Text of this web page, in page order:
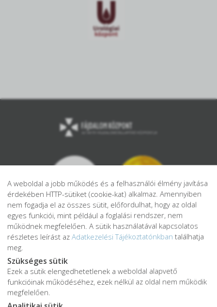
Adatkezelési tájékoztató
Adatvédelmi tájékoztató
A weboldal a jobb működés és a felhasználói élmény javítása
érdekében HTTP-sütiket (cookie-kat) alkalmaz. Amennyiben
nem fogadja el az összes sütit, előfordulhat, hogy az oldal
egyes funkciói, mint például a foglalási rendszer, nem
működnek megfelelően. A sütik használatával kapcsolatos
részletes leírást az Adatkezelési Tájékoztatónkban találhatja
meg.
Szükséges sütik
Ezek a sütik elengedhetetlenek a weboldal alapvető
funkcióinak működéséhez, ezek nélkül az oldal nem működik
megfelelően.